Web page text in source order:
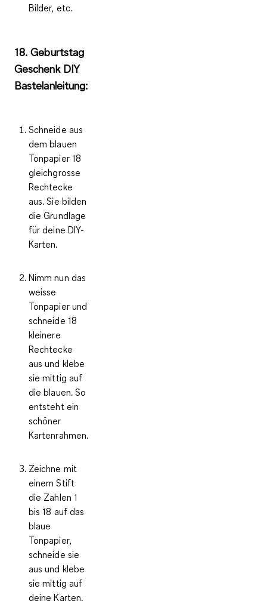
Bilder, etc.
18. Geburtstag
Geschenk DIY
Bastelanleitung:
Schneide aus
dem blauen
Tonpapier 18
gleichgrosse
Rechtecke
aus. Sie bilden
die Grundlage
für deine DIY-
Karten.
Nimm nun das
weisse
Tonpapier und
schneide 18
kleinere
Rechtecke
aus und klebe
sie mittig auf
die blauen. So
entsteht ein
schöner
Kartenrahmen.
Zeichne mit
einem Stift
die Zahlen 1
bis 18 auf das
blaue
Tonpapier,
schneide sie
aus und klebe
sie mittig auf
deine Karten.